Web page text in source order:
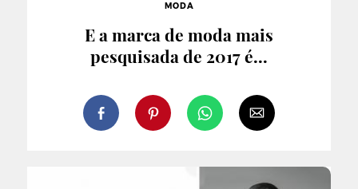
MODA
E a marca de moda mais
pesquisada de 2017 é...